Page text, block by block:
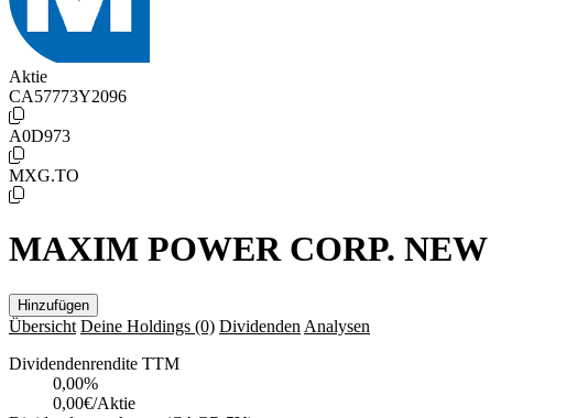
Aktie
CA57773Y2096
A0D973
MXG.TO
MAXIM POWER CORP. NEW
Hinzufügen
Übersicht Deine Holdings (0) Dividenden Analysen
Dividendenrendite TTM
0,00%
0,00€/Aktie